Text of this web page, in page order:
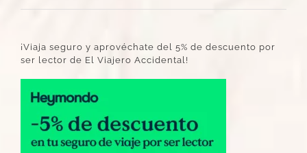
¡Viaja seguro y aprovéchate del 5% de descuento por
ser lector de El Viajero Accidental!